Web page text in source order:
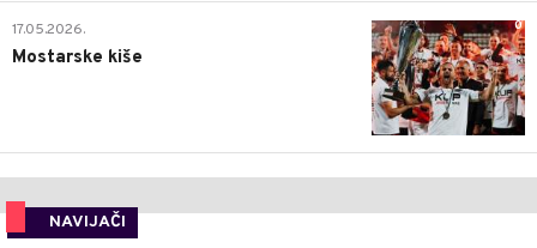
0
17.05.2026.
Mostarske kiše
NAVIJAČI